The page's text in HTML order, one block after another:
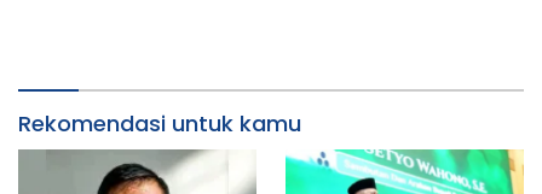
Rekomendasi untuk kamu